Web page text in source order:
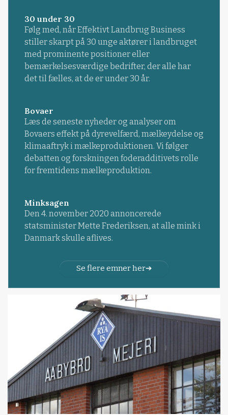
30 under 30
Følg med, når Effektivt Landbrug Business
stiller skarpt på 30 unge aktører i landbruget
med prominente positioner eller
bemærkelsesværdige bedrifter, der alle har
det til fælles, at de er under 30 år.
Bovaer
Læs de seneste nyheder og analyser om
Bovaers effekt på dyrevelfærd, mælkeydelse og
klimaaftryk i mælkeproduktionen. Vi følger
debatten og forskningen foderadditivets rolle
for fremtidens mælkeproduktion.
Minksagen
Den 4. november 2020 annoncerede
statsminister Mette Frederiksen, at alle mink i
Danmark skulle aflives.
Se flere emner her